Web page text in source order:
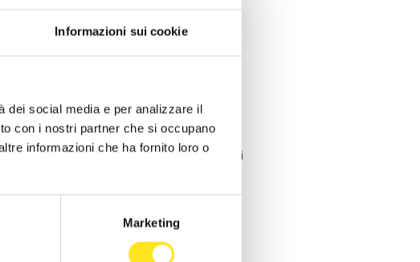
Informazioni sui cookie
dei social media e per analizzare il
con i nostri partner che si occupano
informazioni che ha fornito loro o
Marketing
PIETRA NERA
Richiedi informazioni